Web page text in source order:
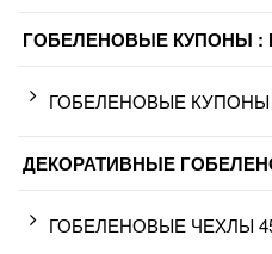
ГОБЕЛЕНОВЫЕ КУПОНЫ :
ГОБЕЛЕНОВЫЕ
ДЕКОРАТИВНЫЕ
ГОБЕЛЕНОВЫЕ ЧЕХЛЫ